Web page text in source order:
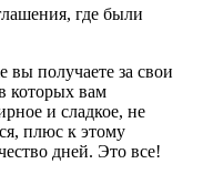
где были
вы получаете за свои
которых вам
и сладкое, не
плюс к этому
дней. Это все!